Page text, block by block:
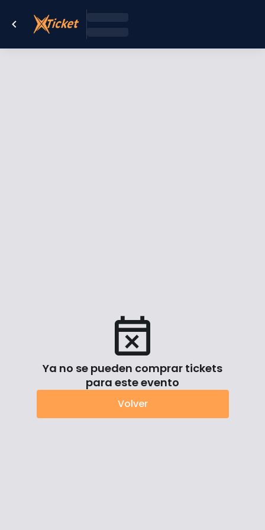
Ya no se pueden comprar tickets
para este evento
Volver